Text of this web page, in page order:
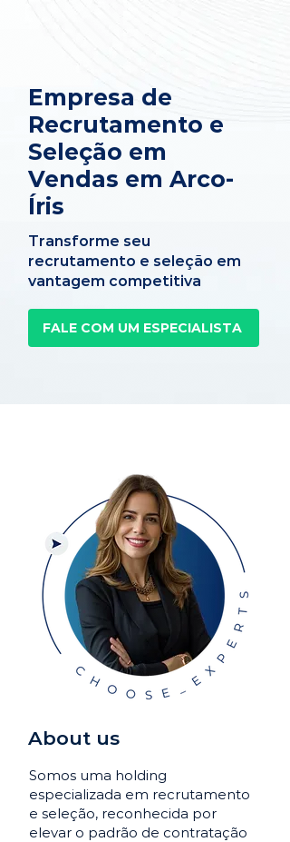
Empresa de
Recrutamento e
Seleção em
Vendas em Arco-
Íris
Transforme seu
recrutamento e seleção em
vantagem competitiva
FALE COM UM ESPECIALISTA
About us
Somos uma holding
especializada em recrutamento
e seleção, reconhecida por
elevar o padrão de contratação